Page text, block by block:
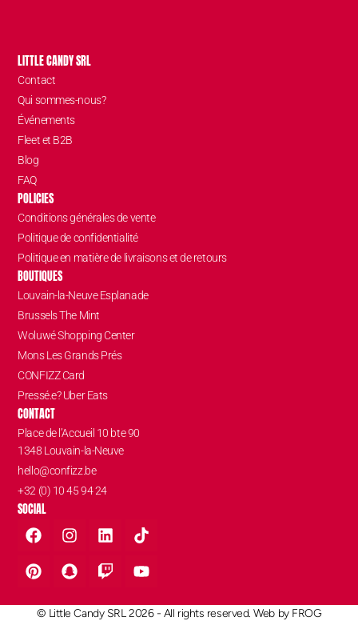
LITTLE CANDY SRL
Contact
Qui sommes-nous?
Événements
Fleet et B2B
Blog
FAQ
POLICIES
Conditions générales de vente
Politique de confidentialité
Politique en matière de livraisons et de retours
BOUTIQUES
Louvain-la-Neuve Esplanade
Brussels The Mint
Woluwé Shopping Center
Mons Les Grands Prés
CONFIZZ Card
Pressé.e? Uber Eats
CONTACT
Place de l’Accueil 10 bte 90
1348 Louvain-la-Neuve
hello@confizz.be
+32 (0) 10 45 94 24
SOCIAL
© Little Candy SRL 2026 - All rights reserved. Web by FROG